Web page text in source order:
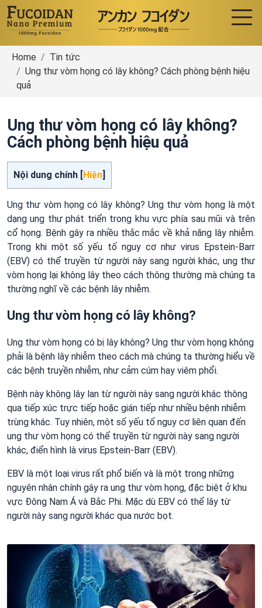
Home
Tin tức
Ung thư vòm họng có lây không? Cách phòng bệnh hiệu
quả
Ung thư vòm họng có lây không?
Cách phòng bệnh hiệu quả
Nội dung chính [Hiện]
Ung thư vòm họng có lây không? Ung thư vòm họng là một
dạng ung thư phát triển trong khu vực phía sau mũi và trên
cổ họng. Bệnh gây ra nhiều thắc mắc về khả năng lây nhiễm.
Trong khi một số yếu tố nguy cơ như virus Epstein-Barr
(EBV) có thể truyền từ người này sang người khác, ung thư
vòm họng lại không lây theo cách thông thường mà chúng ta
thường nghĩ về các bệnh lây nhiễm.
Ung thư vòm họng có lây không?
Ung thư vòm họng có bị lây không? Ung thư vòm họng không
phải là bệnh lây nhiễm theo cách mà chúng ta thường hiểu về
các bệnh truyền nhiễm, như cảm cúm hay viêm phổi.
Bệnh này không lây lan từ người này sang người khác thông
qua tiếp xúc trực tiếp hoặc gián tiếp như nhiều bệnh nhiễm
trùng khác. Tuy nhiên, một số yếu tố nguy cơ liên quan đến
ung thư vòm họng có thể truyền từ người này sang người
khác, điển hình là virus Epstein-Barr (EBV).
EBV là một loại virus rất phổ biến và là một trong những
nguyên nhân chính gây ra ung thư vòm họng, đặc biệt ở khu
vực Đông Nam Á và Bắc Phi. Mặc dù EBV có thể lây từ
người này sang người khác qua nước bọt.